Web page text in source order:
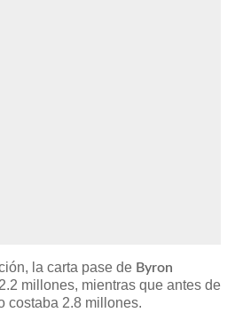
la carta pase de Byron
millones, mientras que antes de
costaba 2.8 millones.